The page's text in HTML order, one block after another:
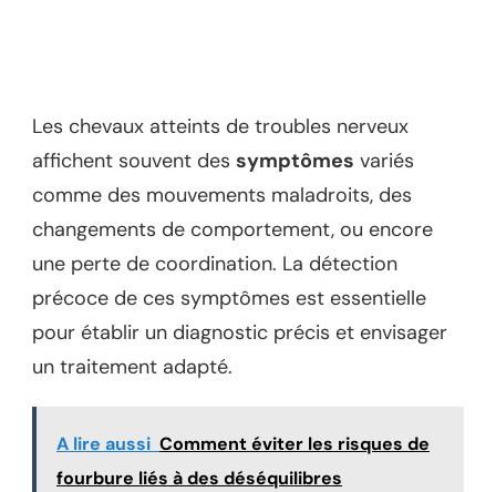
Les chevaux atteints de troubles nerveux
affichent souvent des symptômes variés
comme des mouvements maladroits, des
changements de comportement, ou encore
une perte de coordination. La détection
précoce de ces symptômes est essentielle
pour établir un diagnostic précis et envisager
un traitement adapté.
A lire aussi Comment éviter les risques de
fourbure liés à des déséquilibres